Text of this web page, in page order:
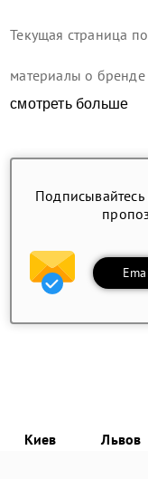
Текущая страница
материалы о
смотреть больше
Киев Львов